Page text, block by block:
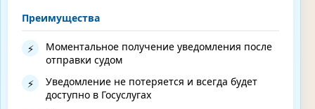
Преимущества
⚡
Моментальное получение уведомления после
отправки судом
⚡
Уведомление не потеряется и всегда будет
доступно в Госуслугах